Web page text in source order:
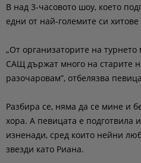
В над 3-часовото шоу, което
едни от най-големите си
„От организаторите на
САЩ държат много на старите
разочаровам”, отбелязва
Разбира се, няма да се мине и
хора. А певицата е подготвила
изненади, сред които нейни
звезди като Риана.